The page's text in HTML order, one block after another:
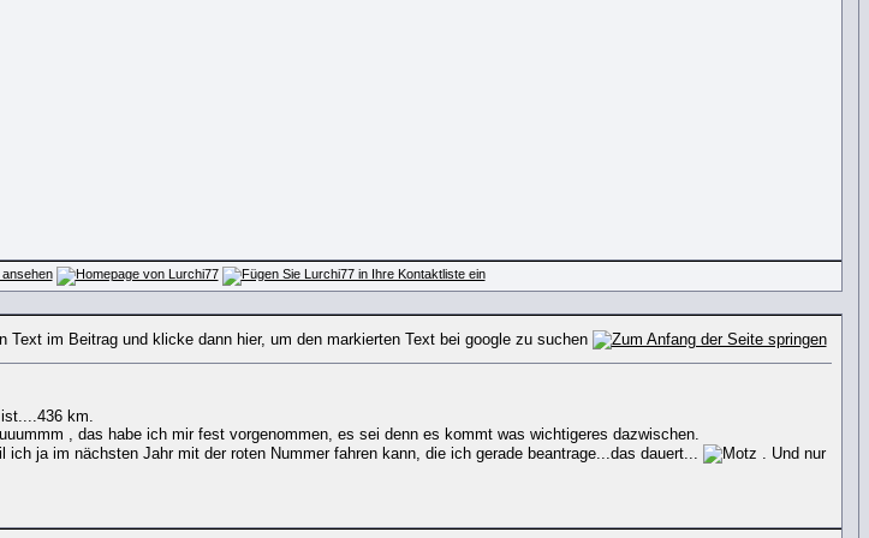
km.
, das habe ich mir fest vorgenommen, es sei denn es kommt was wichtigeres dazwischen.
ja im nächsten Jahr mit der roten Nummer fahren kann, die ich gerade beantrage...das dauert...
. Und nur